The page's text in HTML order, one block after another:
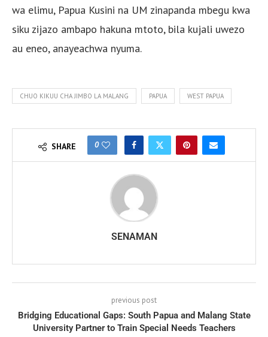
wa elimu, Papua Kusini na UM zinapanda mbegu kwa
siku zijazo ambapo hakuna mtoto, bila kujali uwezo
au eneo, anayeachwa nyuma.
CHUO KIKUU CHA JIMBO LA MALANG PAPUA WEST PAPUA
SHARE 0
SENAMAN
previous post
Bridging Educational Gaps: South Papua and Malang State
University Partner to Train Special Needs Teachers